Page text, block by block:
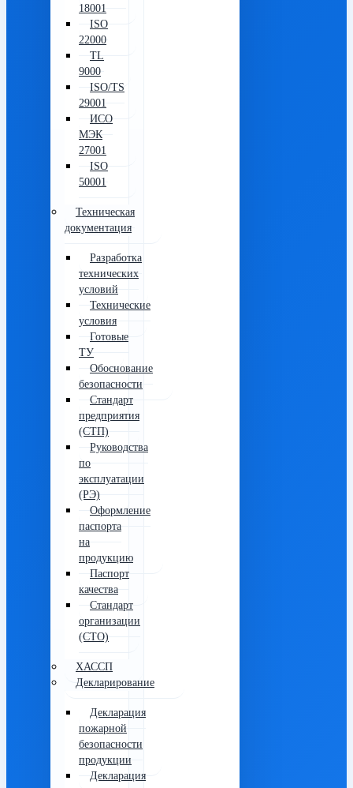
18001
ISO
22000
TL
9000
ISO/TS
29001
ИСО
МЭК
27001
ISO
50001
Техническая
документация
Разработка
технических
условий
Технические
условия
Готовые
ТУ
Обоснование
безопасности
Стандарт
предприятия
(СТП)
Руководства
по
эксплуатации
(РЭ)
Оформление
паспорта
на
продукцию
Паспорт
качества
Стандарт
организации
(СТО)
ХАССП
Декларирование
Декларация
пожарной
безопасности
продукции
Декларация